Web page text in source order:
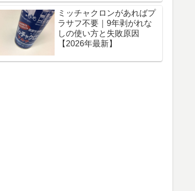
ミッチャクロンがあればプ
ラサフ不要｜9年剥がれな
しの使い方と失敗原因
【2026年最新】